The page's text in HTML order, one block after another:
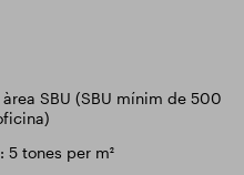
SBU (SBU mínim de 500
tones per m²